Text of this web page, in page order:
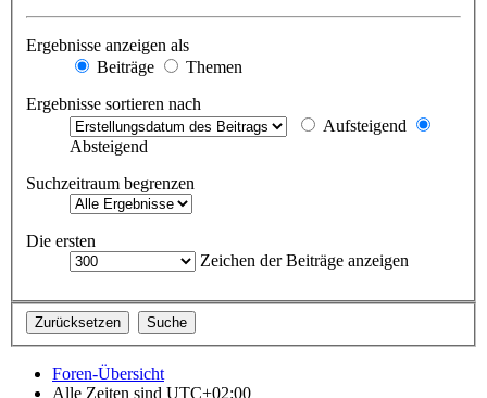
Ergebnisse anzeigen als
Beiträge
Themen
Ergebnisse sortieren nach
Aufsteigend
Absteigend
Suchzeitraum begrenzen
Die ersten
Zeichen der Beiträge anzeigen
Foren-Übersicht
Alle Zeiten sind UTC+02:00